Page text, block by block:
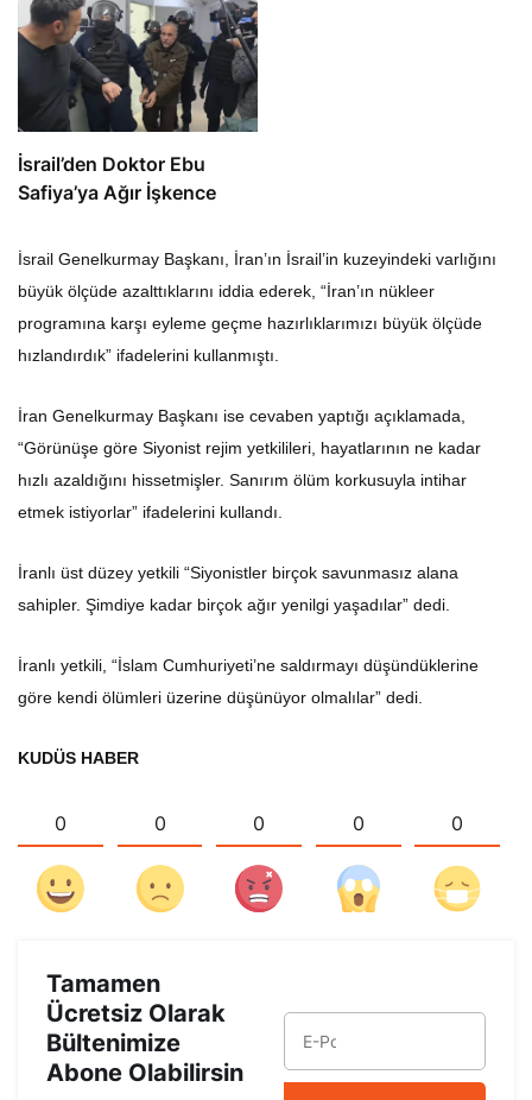
İsrail’den Doktor Ebu
Safiya’ya Ağır İşkence
İsrail Genelkurmay Başkanı, İran’ın İsrail’in kuzeyindeki varlığını
büyük ölçüde azalttıklarını iddia ederek, “İran’ın nükleer
programına karşı eyleme geçme hazırlıklarımızı büyük ölçüde
hızlandırdık” ifadelerini kullanmıştı.
İran Genelkurmay Başkanı ise cevaben yaptığı açıklamada,
“Görünüşe göre Siyonist rejim yetkilileri, hayatlarının ne kadar
hızlı azaldığını hissetmişler. Sanırım ölüm korkusuyla intihar
etmek istiyorlar” ifadelerini kullandı.
İranlı üst düzey yetkili “Siyonistler birçok savunmasız alana
sahipler. Şimdiye kadar birçok ağır yenilgi yaşadılar” dedi.
İranlı yetkili, “İslam Cumhuriyeti’ne saldırmayı düşündüklerine
göre kendi ölümleri üzerine düşünüyor olmalılar” dedi.
KUDÜS HABER
0 0 0 0 0
Tamamen
Ücretsiz Olarak
Bültenimize
Abone Olabilirsin